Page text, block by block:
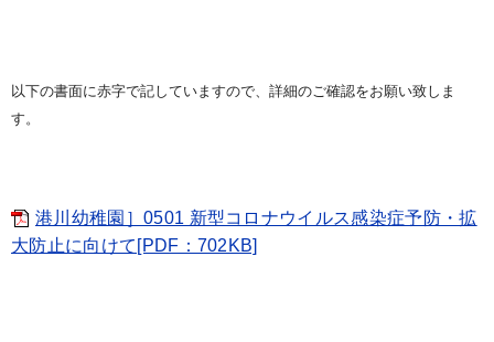
以下の書面に赤字で記していますので、詳細のご確認をお願い致しま
す。
港川幼稚園］0501 新型コロナウイルス感染症予防・拡
大防止に向けて[PDF：702KB]